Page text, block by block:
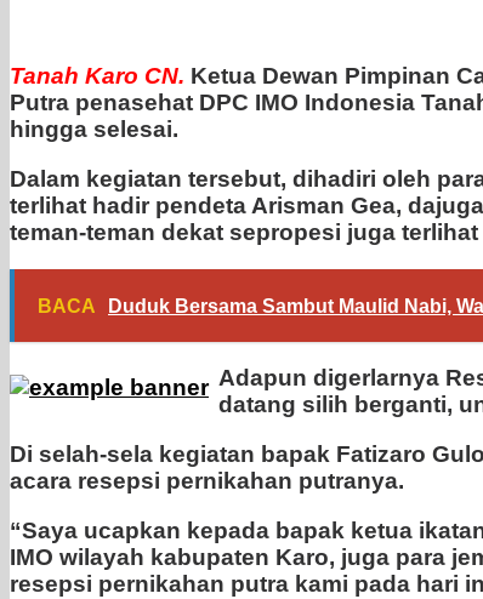
Tanah Karo CN. Ketua Dewan Pimpinan
Putra penasehat DPC IMO Indonesia
hingga selesai.
Dalam kegiatan tersebut, dihadiri oleh
terlihat hadir pendeta Arisman Gea,
teman-teman dekat sepropesi juga
BACA Duduk Bersama Sambut Maulid Nabi,
Adapun digerlarnya
datang silih berganti,
Di selah-sela kegiatan bapak Fatizaro
acara resepsi pernikahan putranya.
“Saya ucapkan kepada bapak ketua
IMO wilayah kabupaten Karo, juga para
resepsi pernikahan putra kami pada hari